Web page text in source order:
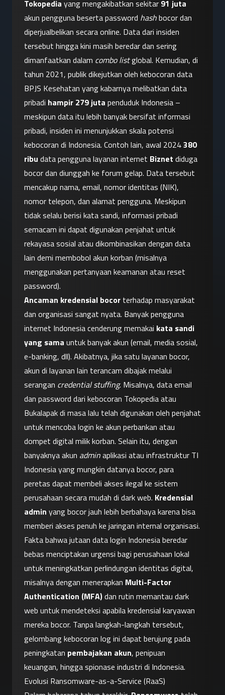
Tokopedia yang mengakibatkan sekitar 91 juta
akun pengguna beserta password hash bocor dan
diperjualbelikan secara online. Data dari insiden
tersebut hingga kini masih beredar dan sering
dimanfaatkan dalam combo list global. Kemudian, di
tahun 2021, publik dikejutkan oleh kebocoran data
BPJS Kesehatan yang kabarnya melibatkan data
pribadi hampir 279 juta penduduk Indonesia –
meskipun data itu lebih banyak bersifat informasi
pribadi, insiden ini menunjukkan skala potensi
kebocoran di Indonesia. Contoh lain, awal 2024 380
ribu data pengguna layanan internet Biznet diduga
bocor dan diunggah ke forum gelap. Data tersebut
mencakup nama, email, nomor identitas (NIK),
nomor telepon, dan alamat pengguna. Meskipun
tidak selalu berisi kata sandi, informasi pribadi
semacam ini dapat digunakan penjahat untuk
rekayasa sosial atau dikombinasikan dengan data
lain demi membobol akun korban (misalnya
menggunakan pertanyaan keamanan atau reset
password).
Ancaman kredensial bocor terhadap masyarakat
dan organisasi sangat nyata. Banyak pengguna
internet Indonesia cenderung memakai kata sandi
yang sama untuk banyak akun (email, media sosial,
e-banking, dll). Akibatnya, jika satu layanan bocor,
akun di layanan lain terancam dibajak melalui
serangan credential stuffing. Misalnya, data email
dan password dari kebocoran Tokopedia atau
Bukalapak di masa lalu telah digunakan oleh penjahat
untuk mencoba login ke akun perbankan atau
dompet digital milik korban. Selain itu, dengan
banyaknya akun admin aplikasi atau infrastruktur TI
Indonesia yang mungkin datanya bocor, para
peretas dapat membeli akses ilegal ke sistem
perusahaan secara mudah di dark web. Kredensial
admin yang bocor jauh lebih berbahaya karena bisa
memberi akses penuh ke jaringan internal organisasi.
Fakta bahwa jutaan data login Indonesia beredar
bebas menciptakan urgensi bagi perusahaan lokal
untuk meningkatkan perlindungan identitas digital,
misalnya dengan menerapkan Multi-Factor
Authentication (MFA) dan rutin memantau dark
web untuk mendeteksi apabila kredensial karyawan
mereka bocor. Tanpa langkah-langkah tersebut,
gelombang kebocoran log ini dapat berujung pada
peningkatan pembajakan akun, penipuan
keuangan, hingga spionase industri di Indonesia.
Evolusi Ransomware-as-a-Service (RaaS)